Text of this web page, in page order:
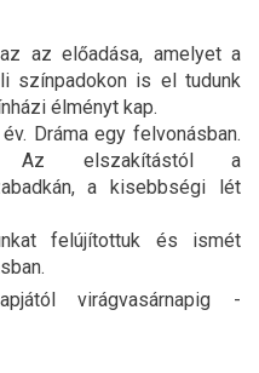
az előadása, amelyet a
színpadokon is el tudunk
élményt kap.
Dráma egy felvonásban.
Az elszakítástól a
a kisebbségi lét
felújítottuk és ismét